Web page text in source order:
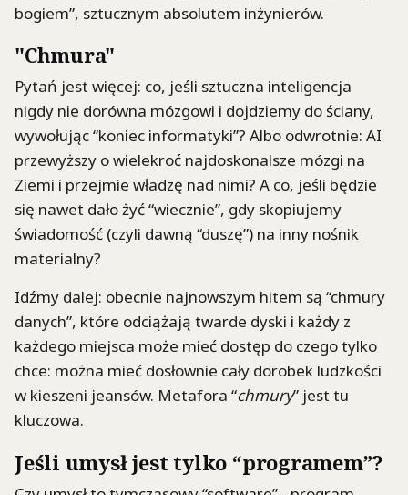
bogiem”, sztucznym absolutem inżynierów.
"Chmura"
Pytań jest więcej: co, jeśli sztuczna inteligencja
nigdy nie dorówna mózgowi i dojdziemy do ściany,
wywołując “koniec informatyki”? Albo odwrotnie: AI
przewyższy o wielekroć najdoskonalsze mózgi na
Ziemi i przejmie władzę nad nimi? A co, jeśli będzie
się nawet dało żyć “wiecznie”, gdy skopiujemy
świadomość (czyli dawną “duszę”) na inny nośnik
materialny?
Idźmy dalej: obecnie najnowszym hitem są “chmury
danych”, które odciążają twarde dyski i każdy z
każdego miejsca może mieć dostęp do czego tylko
chce: można mieć dosłownie cały dorobek ludzkości
w kieszeni jeansów. Metafora “chmury” jest tu
kluczowa.
Jeśli umysł jest tylko “programem”?